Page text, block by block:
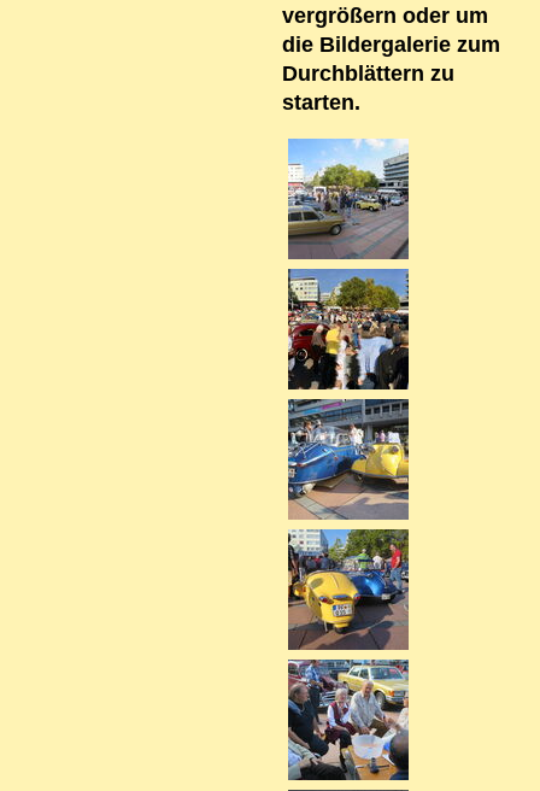
vergrößern oder um
die Bildergalerie zum
Durchblättern zu
starten.